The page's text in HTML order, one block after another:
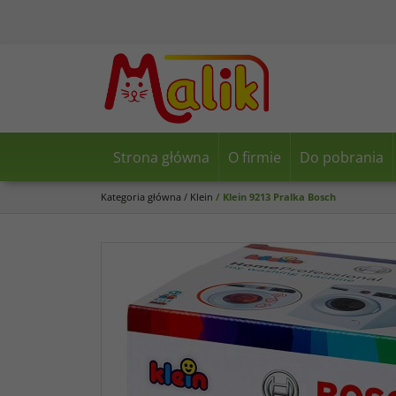
Strona główna O firmie Do pobrania
Kategoria główna / Klein / Klein 9213 Pralka Bosch